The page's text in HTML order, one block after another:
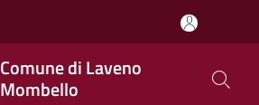
Comune di Laveno
Mombello